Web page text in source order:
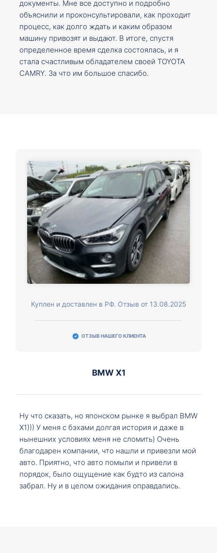
документы. Мне все доступно и подробно
объяснили и проконсультировали, как проходит
процесс, как долго ждать и каким образом
машину привозят и выдают. В итоге, спустя
определенное время сделка состоялась, и я
стала счастливым обладателем своей TOYOTA
CAMRY. За что им большое спасибо.
Куплен и доставлен в РФ. Отзыв от 13.08.2025
ОТЗЫВ НАШЕГО КЛИЕНТА
BMW X1
Ну что сказать, но японском рынке я выбрал BMW
X1))) У меня с бэхами долгая история и даже в
нынешних условиях меня не сломить) Очень
благодарен компании, что нашли и привезли мой
авто. Приятно, что авто помыли и привели в
порядок, было ощущение как будто из салона
забрал. Ну и в целом ожидания оправдались.